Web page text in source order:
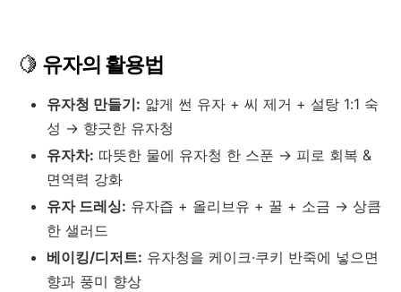
🍋 유자의 활용법
유자청 만들기: 얇게 썬 유자 + 씨 제거 + 설탕 1:1 숙
성 → 향긋한 유자청
유자차: 따뜻한 물에 유자청 한 스푼 → 피로 회복 &
면역력 강화
유자 드레싱: 유자즙 + 올리브유 + 꿀 + 소금 → 상큼
한 샐러드
베이킹/디저트: 유자청을 케이크·쿠키 반죽에 넣으면
향과 풍미 향상